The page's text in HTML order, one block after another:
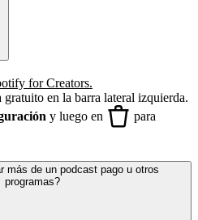
for Creators.
gratuito en la barra lateral izquierda.
y luego en
para
más de un podcast pago u otros
programas?